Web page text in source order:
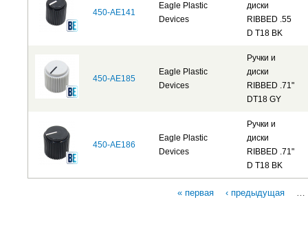
450-AE141
Eagle Plastic
Devices
диски
RIBBED .55
D T18 BK
450-AE185
Eagle Plastic
Devices
Ручки и
диски
RIBBED .71"
DT18 GY
450-AE186
Eagle Plastic
Devices
Ручки и
диски
RIBBED .71"
D T18 BK
« первая ‹ предыдущая